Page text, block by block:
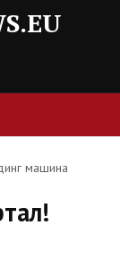
машина